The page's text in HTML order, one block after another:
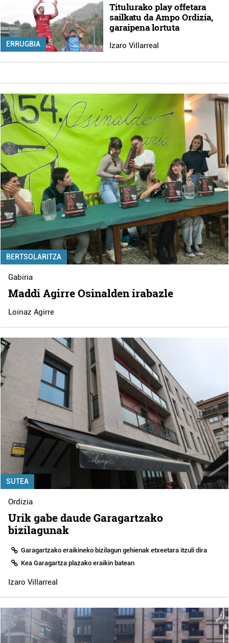
ERRUGBIA
Titulurako play offetara
sailkatu da Ampo Ordizia,
garaipena lortuta
Izaro Villarreal
BERTSOLARITZA
Gabiria
Maddi Agirre Osinalden irabazle
Loinaz Agirre
SUTEA
Ordizia
Urik gabe daude Garagartzako
bizilagunak
Garagartzako eraikineko bizilagun gehienak etxeetara itzuli dira
Kea Garagartza plazako eraikin batean
Izaro Villarreal